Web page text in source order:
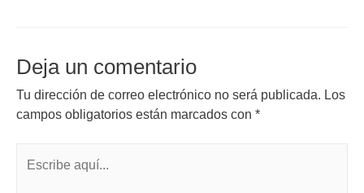
Deja un comentario
Tu dirección de correo electrónico no será publicada. Los
campos obligatorios están marcados con *